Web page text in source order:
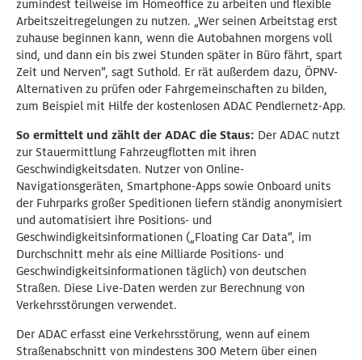
zumindest teilweise im Homeoffice zu arbeiten und flexible
Arbeitszeitregelungen zu nutzen. „Wer seinen Arbeitstag erst
zuhause beginnen kann, wenn die Autobahnen morgens voll
sind, und dann ein bis zwei Stunden später in Büro fährt, spart
Zeit und Nerven“, sagt Suthold. Er rät außerdem dazu, ÖPNV-
Alternativen zu prüfen oder Fahrgemeinschaften zu bilden,
zum Beispiel mit Hilfe der kostenlosen ADAC Pendlernetz-App.
So ermittelt und zählt der ADAC die Staus: Der ADAC nutzt
zur Stauermittlung Fahrzeugflotten mit ihren
Geschwindigkeitsdaten. Nutzer von Online-
Navigationsgeräten, Smartphone-Apps sowie Onboard units
der Fuhrparks großer Speditionen liefern ständig anonymisiert
und automatisiert ihre Positions- und
Geschwindigkeitsinformationen („Floating Car Data“, im
Durchschnitt mehr als eine Milliarde Positions- und
Geschwindigkeitsinformationen täglich) von deutschen
Straßen. Diese Live-Daten werden zur Berechnung von
Verkehrsstörungen verwendet.
Der ADAC erfasst eine Verkehrsstörung, wenn auf einem
Straßenabschnitt von mindestens 300 Metern über einen